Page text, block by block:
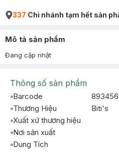
337 Chi nhánh tạm hết sản
Mô tả sản phẩm
Đang cập nhật
Thông số sản phẩm
Barcode
Thương Hiệu
Biti's
Xuất xứ thương hiệu
Nơi sản xuất
Dung Tích